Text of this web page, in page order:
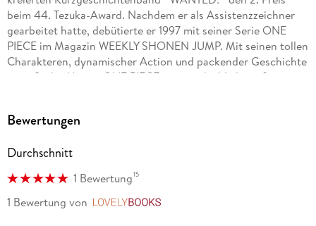
beim 44. Tezuka-Award. Nachdem er als Assistenzzeichner
gearbeitet hatte, debütierte er 1997 mit seiner Serie ONE
PIECE im Magazin WEEKLY SHONEN JUMP. Mit seinen tollen
Charakteren, dynamischer Action und packender Geschichte
genießt der Manga ONE PIECE eine unglaublich große
multimedial große Erfolge: die Serie wurde als Anime
u. v. m. Die Serie hat auch in Europa und den USA unzählige
Fans. Die deutsche Ausgabe des Manga kommt
dreimonatlich bei Carlsen, außerdem sind mehrere Guides
und Romane sowie der Kurzgeschichtenband WANTED
Bewertungen
Durchschnitt
1 Bewertung15
1 Bewertung von